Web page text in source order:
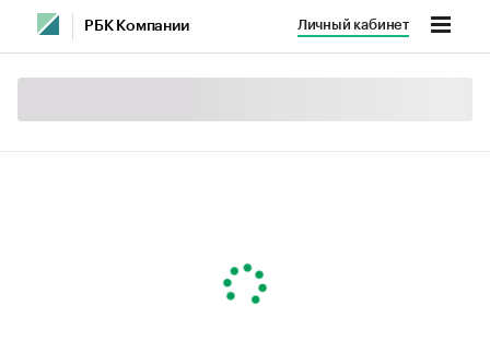
РБК Компании Личный кабинет